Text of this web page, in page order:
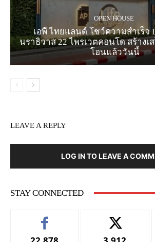
OPEN HOUSE
เอพี ไทยแลนด์ โชว์ความสำเร็จ
นราธิวาส 22 ไพรเวตคอนโด สร้างเ
โอนแล้ววันนี้
LEAVE A REPLY
LOG IN TO LEAVE A
STAY CONNECTED